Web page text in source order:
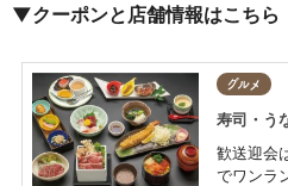
▼クーポンと店舗情報はこちら
グルメ
寿司・う
歓送迎会
でワンラ